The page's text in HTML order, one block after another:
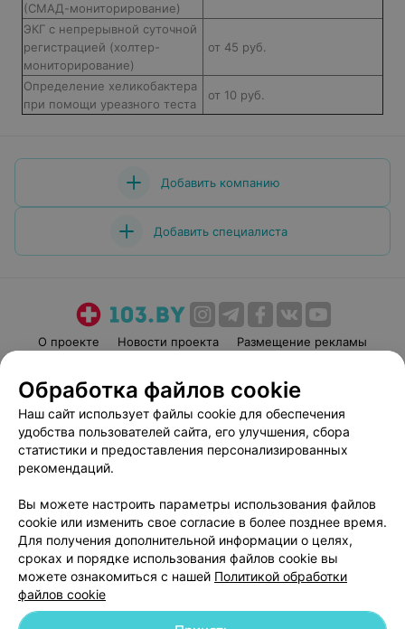
(СМАД-мониторирование)
ЭКГ с непрерывной суточной
регистрацией (холтер-
мониторирование)
от 45 руб.
Определение хеликобактера
при помощи уреазного теста
от 10 руб.
Добавить компанию
Добавить специалиста
О проекте Новости проекта
Размещение рекламы
Пользовательское соглашение
Способы оплаты
Вакансии
Партнеры
Написать руководителю 103.by
Обработка персональных данных
Обработка файлов cookie
Наш сайт использует файлы cookie для обеспечения
удобства пользователей сайта, его улучшения, сбора
статистики и предоставления персонализированных
рекомендаций.
Вы можете настроить параметры использования файлов
cookie или изменить свое согласие в более позднее время.
Для получения дополнительной информации о целях,
сроках и порядке использования файлов cookie вы
можете ознакомиться с нашей Политикой обработки
файлов cookie